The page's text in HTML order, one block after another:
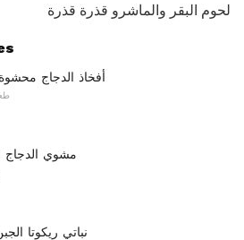
لحوم البقر والماشرو قذرة قذرة
أفخاذ الدجاج
مشوي الدجاج
نباتي ريكوتا